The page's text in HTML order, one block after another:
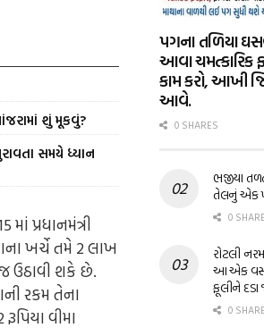
શું મૂકવું?
સમયે ધ્યાન
પ્રધાનમંત્રી
ખર્ચે તમે 2 લાખ
ઉઠાવી શકે છે.
રકમ તેના
વીમા
પગના તળિયા
આવા ચમત્કારિક
કામ કરો, આખી
આવે.
0 SHARES
ભજીયા
તેલનું એક
0
રોટલી
આ એક
ફૂલીને
0